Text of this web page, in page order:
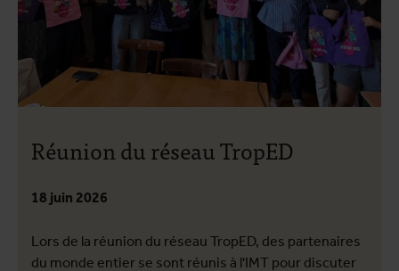
Réunion du réseau TropED
18 juin 2026
Lors de la réunion du réseau TropED, des partenaires
du monde entier se sont réunis à l'IMT pour discuter